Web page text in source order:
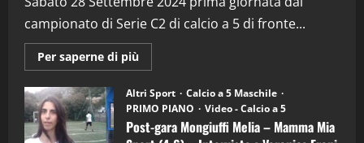
campionato di Serie C2 di calcio a 5 di fronte...
Per saperne di più
informazioni
Post-
gara
Mongiuffi
Melia
–
Altri Sport
Calcio a 5 Maschile
PRIMO PIANO
Video - Calcio a 5
Post-gara Mongiuffi Melia – Mamma Mia
2 28/04/2026
3
"SportEmpire" in Podcast
“SportEmpire” in Podcast: 28^ Puntata
(Martedi 21 Aprile 2026)
21/04/2026